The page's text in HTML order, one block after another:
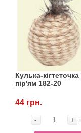
Кулька-кігтеточка
пір'ям 182-20
44 грн.
- +